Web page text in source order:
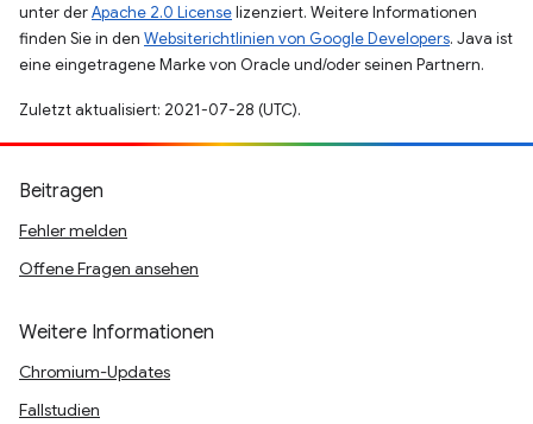
unter derApache 2.0 Licenselizenziert. Weitere Informationen
finden Sie in den Websiterichtlinien von Google Developers. Java ist
eine eingetragene Marke von Oracle und/oder seinen Partnern.
Zuletzt aktualisiert: 2021-07-28 (UTC).
Beitragen
Fehler melden
Offene Fragen ansehen
Weitere Informationen
Chromium-Updates
Fallstudien